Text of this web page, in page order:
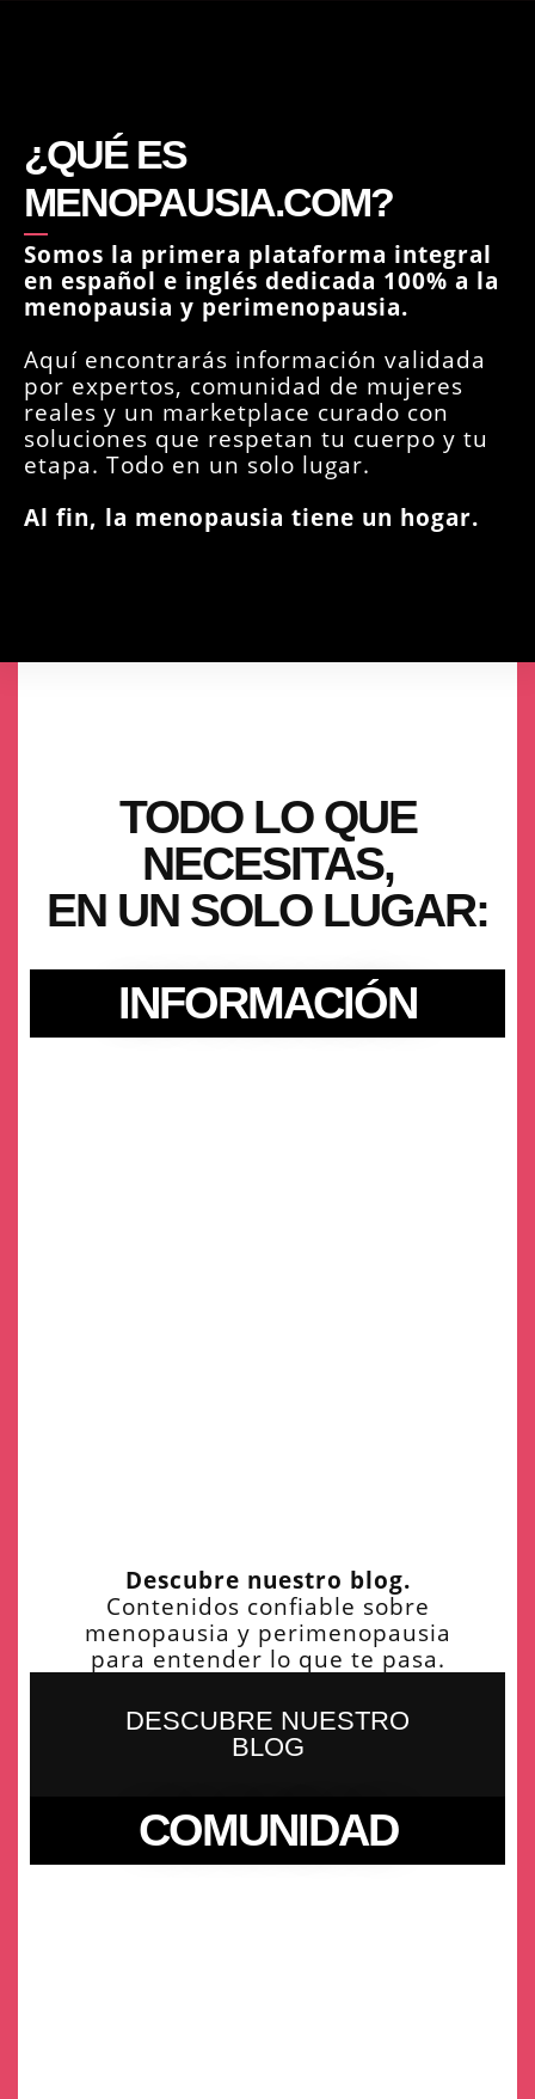
¿QUÉ ES
MENOPAUSIA.COM?
Somos la primera plataforma integral
en español e inglés dedicada 100% a la
menopausia y perimenopausia.
Aquí encontrarás información validada
por expertos, comunidad de mujeres
reales y un marketplace curado con
soluciones que respetan tu cuerpo y tu
etapa. Todo en un solo lugar.
Al fin, la menopausia tiene un hogar.
TODO LO QUE
NECESITAS,
EN UN SOLO LUGAR:
INFORMACIÓN
Descubre nuestro blog.
Contenidos confiable sobre
menopausia y perimenopausia
para entender lo que te pasa.
DESCUBRE NUESTRO
BLOG
COMUNIDAD